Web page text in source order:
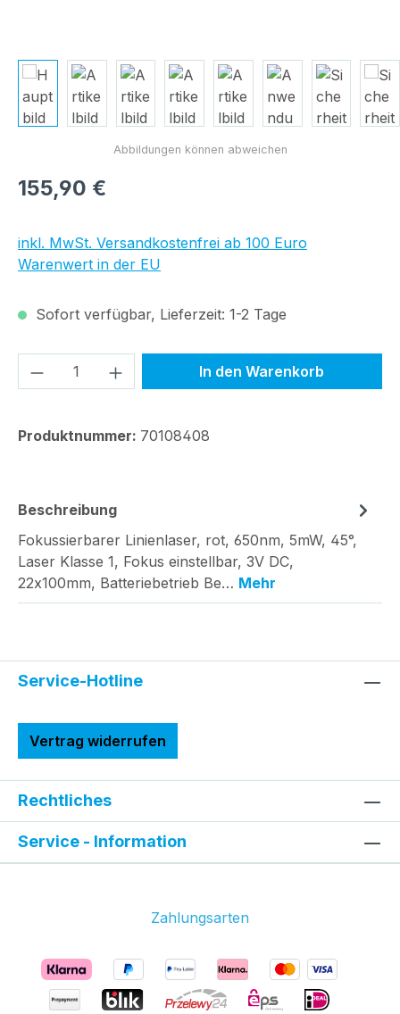
Regulärer Preis:
155,90 €
inkl. MwSt. Versandkostenfrei ab 100 Euro
Warenwert in der EU
Sofort verfügbar, Lieferzeit: 1-2 Tage
Produkt Anzahl: Gib denIn den Warenkorb
Produktnummer: 70108408
Beschreibung
Fokussierbarer Linienlaser, rot, 650nm, 5mW, 45°,
Laser Klasse 1, Fokus einstellbar, 3V DC,
22x100mm, Batteriebetrieb Be… Mehr
Service-Hotline
Vertrag widerrufen
Rechtliches
Service - Information
Zahlungsarten